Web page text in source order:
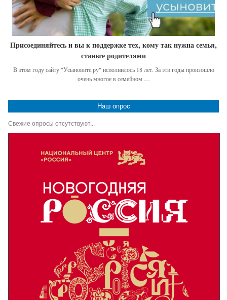
Присоединяйтесь и вы к поддержке тех, кому так нужна семья,
станьте родителями
В этом году сайту "Усыновите.ру" исполнилось 18 лет. За эти годы произошло
очень многое в семейном …
Наш опрос
Свежие опросы отсутствуют...